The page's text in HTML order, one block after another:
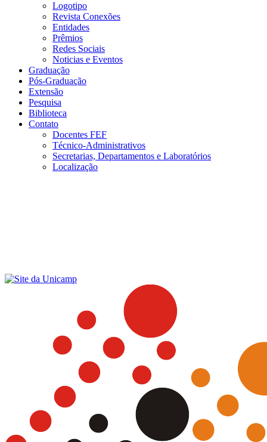
Logotipo
Revista Conexões
Entidades
Prêmios
Redes Sociais
Noticias e Eventos
Graduação
Pós-Graduação
Extensão
Pesquisa
Biblioteca
Contato
Docentes FEF
Técnico-Administrativos
Secretarias, Departamentos e Laboratórios
Localização